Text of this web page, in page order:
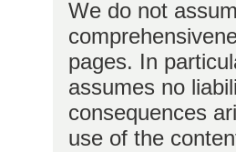
We do not
pages. In
assumes no
consequences
use of the